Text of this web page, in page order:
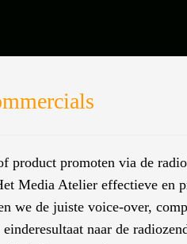
product promoten via de
Media Atelier effectieve en
we de juiste voice-over,
naar de